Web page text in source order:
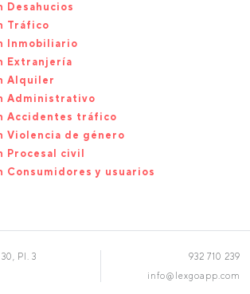
Desahucios
Tráfico
Inmobiliario
Extranjería
Alquiler
Administrativo
Accidentes tráfico
Violencia de género
Procesal civil
Consumidores y usuarios
Pl. 3
932 710 239
info@lexgoapp.com